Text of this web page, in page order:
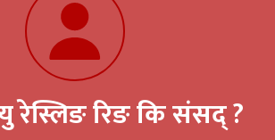
रेस्लिङ रिङ कि संसद् ?